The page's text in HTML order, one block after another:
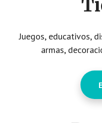
Juegos, educativos,
armas,